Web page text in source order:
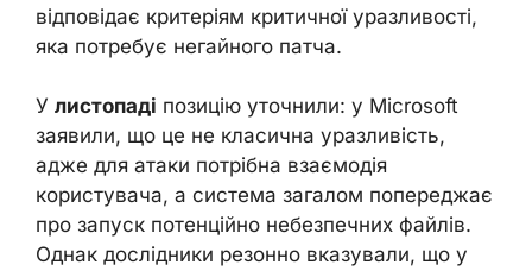
відповідає критеріям критичної уразливості,
яка потребує негайного патча.
У листопаді позицію уточнили: у Microsoft
заявили, що це не класична уразливість,
адже для атаки потрібна взаємодія
користувача, а система загалом попереджає
про запуск потенційно небезпечних файлів.
Однак дослідники резонно вказували, що у